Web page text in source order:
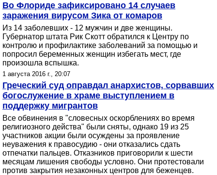
Во Флориде зафиксировано 14 случаев
заражения вирусом Зика от комаров
Из 14 заболевших - 12 мужчин и две женщины.
Губернатор штата Рик Скотт обратился к Центру по
контролю и профилактике заболеваний за помощью и
попросил беременных женщин избегать мест, где
произошла вспышка.
1 августа 2016 г., 20:07
Греческий суд оправдал анархистов, сорвавших
богослужение в храме выступлением в
поддержку мигрантов
Все обвинения в "словесных оскорблениях во время
религиозного действа" были сняты, однако 19 из 25
участников акции были осуждены за проявление
неуважения к правосудию - они отказались сдать
отпечатки пальцев. Отказников приговорили к шести
месяцам лишения свободы условно. Они протестовали
против закрытия незаконных центров для беженцев.